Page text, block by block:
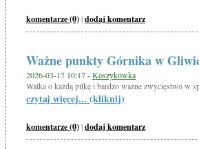
komentarze (0)|dodaj komentarz
Ważne punkty Górnika w
2026-03-17 10:17 -Koszykówka
Walka o każdą piłkę i bardzo ważne zwycięstwo w
czytaj więcej... (kliknij)
komentarze (0)|dodaj komentarz